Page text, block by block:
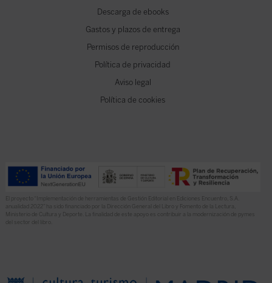
Descarga de ebooks
Gastos y plazos de entrega
Permisos de reproducción
Política de privacidad
Aviso legal
Política de cookies
El proyecto “Implementación de herramientas de Gestión Editorial en Ediciones Encuentro, S.A.
anualidad 2022” ha sido financiado por la Dirección General del Libro y Fomento de la Lectura,
Ministerio de Cultura y Deporte. La finalidad de este apoyo es contribuir a la modernización de pymes
del sector del libro.